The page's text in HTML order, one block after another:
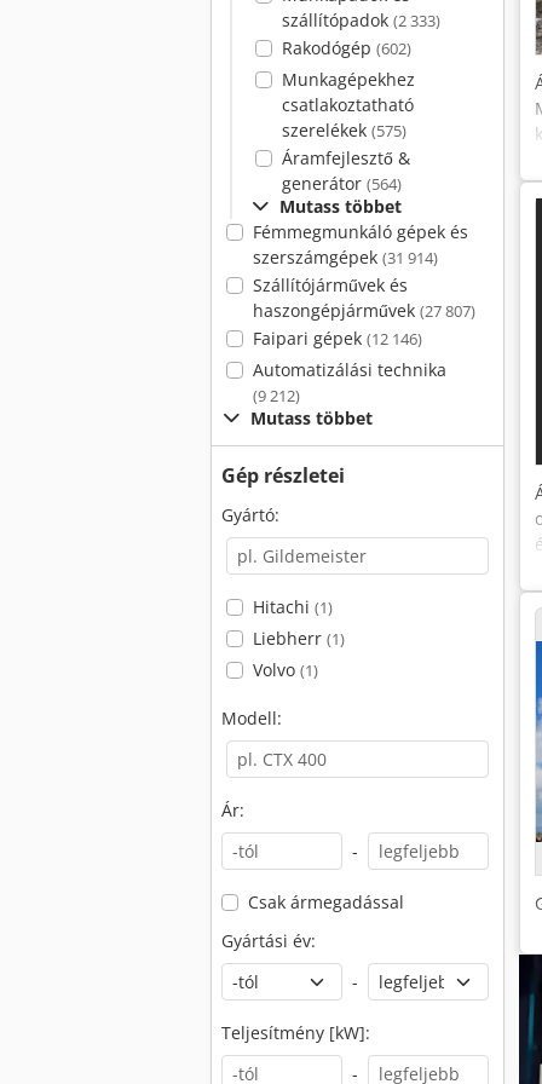
szállítópadok (2 333)
Rakodógép (602)
Munkagépekhez
csatlakoztatható
szerelékek (575)
Áramfejlesztő &
generátor (564)
Mutass többet
Fémmegmunkáló gépek és
szerszámgépek (31 914)
Szállítójárművek és
haszongépjárművek (27 807)
Faipari gépek (12 146)
Automatizálási technika
(9 212)
Mutass többet
Gép részletei
Gyártó:
Hitachi (1)
Liebherr (1)
Volvo (1)
Modell:
Ár:
-
Csak ármegadással
Gyártási év:
-
Teljesítmény [kW]:
-